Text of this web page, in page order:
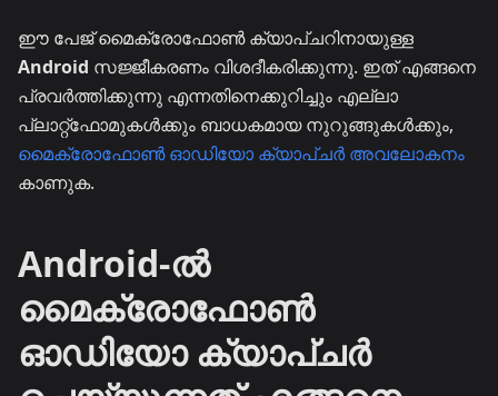
ഈ പേജ് മൈക്രോഫോൺ ക്യാപ്ചറിനായുള്ള
Android സജ്ജീകരണം വിശദീകരിക്കുന്നു. ഇത് എങ്ങനെ
പ്രവർത്തിക്കുന്നു എന്നതിനെക്കുറിച്ചും എല്ലാ
പ്ലാറ്റ്ഫോമുകൾക്കും ബാധകമായ നുറുങ്ങുകൾക്കും,
മൈക്രോഫോൺ ഓഡിയോ ക്യാപ്ചർ അവലോകനം
കാണുക.
Android-ൽ
മൈക്രോഫോൺ
ഓഡിയോ ക്യാപ്ചർ